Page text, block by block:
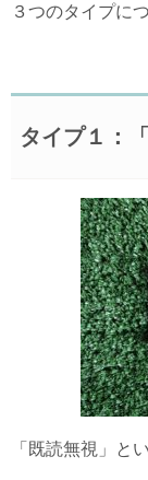
３つのタイプに
タイプ１：
「既読無視」と